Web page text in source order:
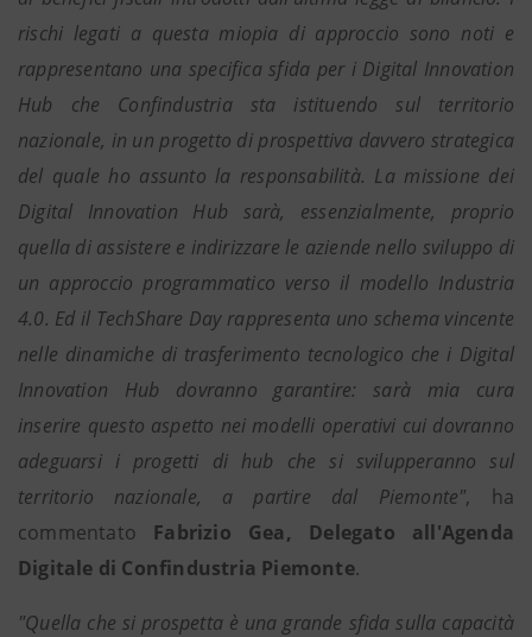
rischi legati a questa miopia di approccio sono noti e
rappresentano una specifica sfida per i Digital Innovation
Hub che Confindustria sta istituendo sul territorio
nazionale, in un progetto di prospettiva davvero strategica
del quale ho assunto la responsabilità. La missione dei
Digital Innovation Hub sarà, essenzialmente, proprio
quella di assistere e indirizzare le aziende nello sviluppo di
un approccio programmatico verso il modello Industria
4.0. Ed il TechShare Day rappresenta uno schema vincente
nelle dinamiche di trasferimento tecnologico che i Digital
Innovation Hub dovranno garantire: sarà mia cura
inserire questo aspetto nei modelli operativi cui dovranno
adeguarsi i progetti di hub che si svilupperanno sul
territorio nazionale, a partire dal Piemonte", ha
commentato Fabrizio Gea, Delegato all'Agenda
Digitale di Confindustria Piemonte.
"Quella che si prospetta è una grande sfida sulla capacità